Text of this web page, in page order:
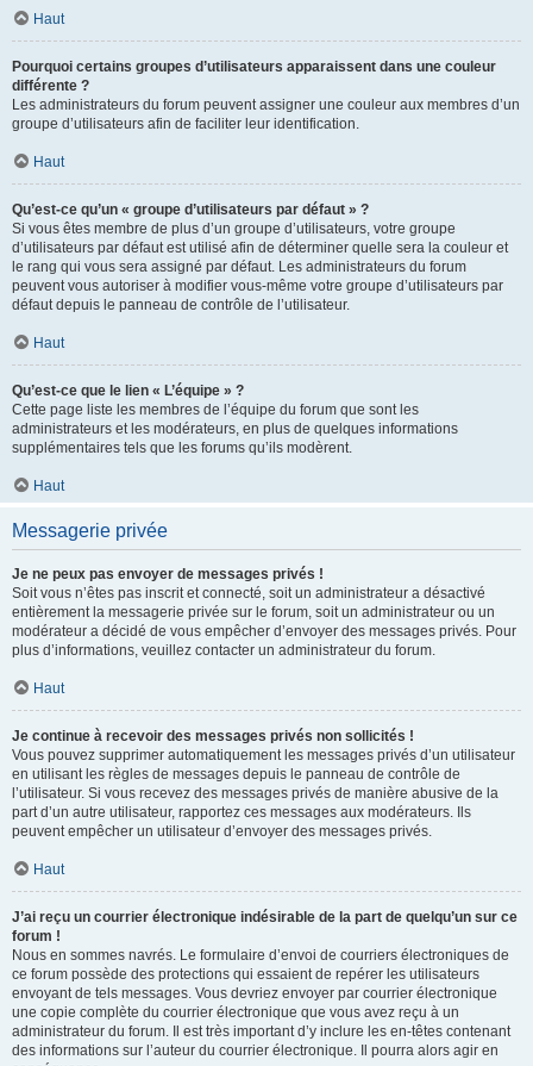
Haut
Pourquoi certains groupes d’utilisateurs apparaissent dans une couleur
différente ?
Les administrateurs du forum peuvent assigner une couleur aux membres d’un
groupe d’utilisateurs afin de faciliter leur identification.
Haut
Qu’est-ce qu’un « groupe d’utilisateurs par défaut » ?
Si vous êtes membre de plus d’un groupe d’utilisateurs, votre groupe
d’utilisateurs par défaut est utilisé afin de déterminer quelle sera la couleur et
le rang qui vous sera assigné par défaut. Les administrateurs du forum
peuvent vous autoriser à modifier vous-même votre groupe d’utilisateurs par
défaut depuis le panneau de contrôle de l’utilisateur.
Haut
Qu’est-ce que le lien « L’équipe » ?
Cette page liste les membres de l’équipe du forum que sont les
administrateurs et les modérateurs, en plus de quelques informations
supplémentaires tels que les forums qu’ils modèrent.
Haut
Messagerie privée
Je ne peux pas envoyer de messages privés !
Soit vous n’êtes pas inscrit et connecté, soit un administrateur a désactivé
entièrement la messagerie privée sur le forum, soit un administrateur ou un
modérateur a décidé de vous empêcher d’envoyer des messages privés. Pour
plus d’informations, veuillez contacter un administrateur du forum.
Haut
Je continue à recevoir des messages privés non sollicités !
Vous pouvez supprimer automatiquement les messages privés d’un utilisateur
en utilisant les règles de messages depuis le panneau de contrôle de
l’utilisateur. Si vous recevez des messages privés de manière abusive de la
part d’un autre utilisateur, rapportez ces messages aux modérateurs. Ils
peuvent empêcher un utilisateur d’envoyer des messages privés.
Haut
J’ai reçu un courrier électronique indésirable de la part de quelqu’un sur ce
forum !
Nous en sommes navrés. Le formulaire d’envoi de courriers électroniques de
ce forum possède des protections qui essaient de repérer les utilisateurs
envoyant de tels messages. Vous devriez envoyer par courrier électronique
une copie complète du courrier électronique que vous avez reçu à un
administrateur du forum. Il est très important d’y inclure les en-têtes contenant
des informations sur l’auteur du courrier électronique. Il pourra alors agir en